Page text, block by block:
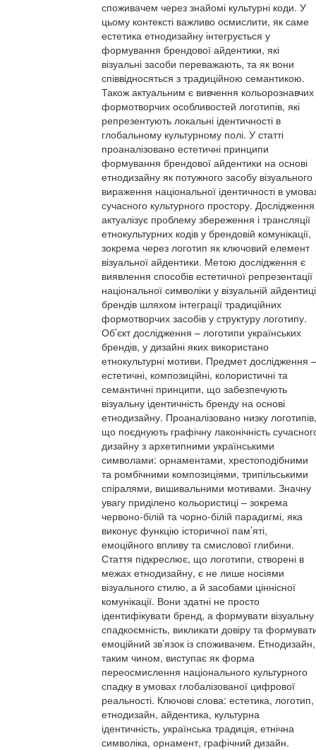
споживачем через знайомі культурні коди. У
цьому контексті важливо осмислити, як саме
естетика етнодизайну інтегрується у
формування брендової айдентики, які
візуальні засоби переважають, та як вони
співвідносяться з традиційною семантикою.
Також актуальним є вивчення кольорознавчих
формотворчих особливостей логотипів, які
репрезентують локальні ідентичності в
глобальному культурному полі. У статті
проаналізовано естетичні принципи
формування брендової айдентики на основі
етнодизайну як потужного засобу візуального
вираження національної ідентичності в
сучасного культурного простору. Дослідження
актуалізує проблему збереження і трансляції
етнокультурних кодів у брендовій комунікації,
зокрема через логотип як ключовий елемент
візуальної айдентики. Метою дослідження є
виявлення способів естетичної репрезентації
національної символіки у візуальній айдентиці
брендів шляхом інтеграції традиційних
формотворчих засобів у структуру логотипу.
Об’єкт дослідження – логотипи українських
брендів, у дизайні яких використано
етнокультурні мотиви. Предмет дослідження –
естетичні, композиційні, колористичні та
семантичні принципи, що забезпечують
візуальну ідентичність бренду на основі
етнодизайну. Проаналізовано низку логотипів,
що поєднують графічну лаконічність
дизайну з архетипними українськими
символами: орнаментами, хрестоподібними
та ромбічними композиціями, трипільськими
спіралями, вишивальними мотивами. Значну
увагу приділено кольористиці – зокрема
червоно-білій та чорно-білій парадигмі, яка
виконує функцію історичної пам’яті,
емоційного впливу та смислової глибини.
Стаття підкреслює, що логотипи, створені в
межах етнодизайну, є не лише носіями
візуального стилю, а й засобами ціннісної
комунікації. Вони здатні не просто
ідентифікувати бренд, а формувати візуальну
спадкоємність, викликати довіру та
емоційний зв’язок із споживачем. Етнодизайн,
таким чином, виступає як форма
переосмислення національного культурного
спадку в умовах глобалізованої цифрової
реальності. Ключові слова: естетика, логотип,
етнодизайн, айдентика, культурна
ідентичність, українська традиція, етнічна
символіка, орнамент, графічний дизайн.